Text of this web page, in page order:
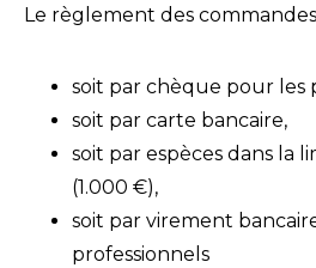
Le règlement des
soit par chèque pour les
soit par carte bancaire,
soit par espèces dans la
(1.000 €),
soit par virement
professionnels